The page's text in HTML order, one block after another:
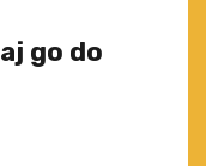
go do